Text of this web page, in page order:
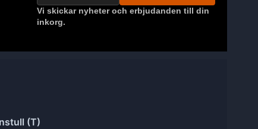
Vi skickar nyheter och erbjudanden till din
inkorg.
(T)